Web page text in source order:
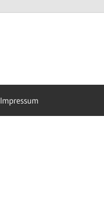
Impressum